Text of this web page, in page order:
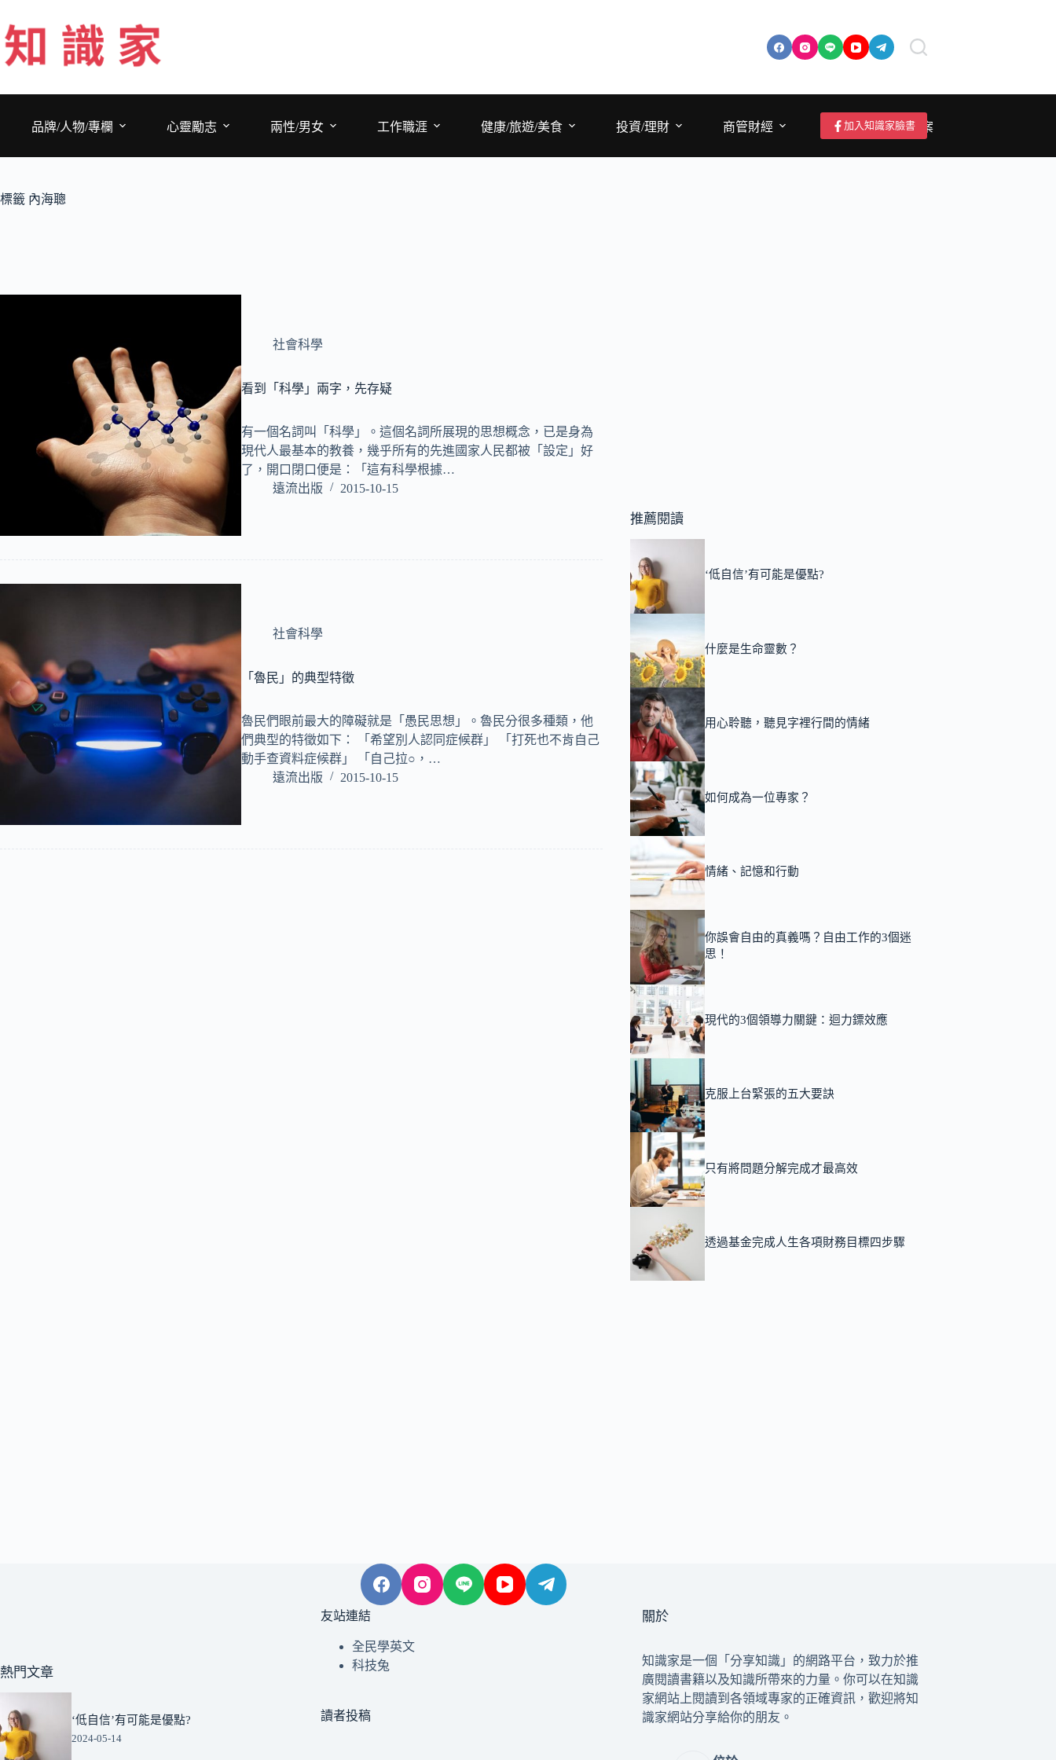
至
主
要
品牌/人物/專欄
心靈勵志 兩性/男女 工作職涯 健康/旅遊/美食 投資/理財 商管財經 成為作者/投稿/提案
加入知識家臉書
標籤 內海聰
社會科學
看到「科學」兩字，先存疑
有一個名詞叫「科學」。這個名詞所展現的思想概念，已是身為
現代人最基本的教養，幾乎所有的先進國家人民都被「設定」好
了，開口閉口便是：「這有科學根據…
遠流出版
2015-10-15
社會科學
「魯民」的典型特徵
魯民們眼前最大的障礙就是「愚民思想」。魯民分很多種類，他
們典型的特徵如下： 「希望別人認同症候群」 「打死也不肯自己
動手查資料症候群」 「自己拉○，…
遠流出版
2015-10-15
推薦閱讀
‘低自信’有可能是優點?
什麼是生命靈數？
用心聆聽，聽見字裡行間的情緒
如何成為一位專家？
情緒、記憶和行動
你誤會自由的真義嗎？自由工作的3個迷
思！
現代的3個領導力關鍵：迴力鏢效應
克服上台緊張的五大要訣
只有將問題分解完成才最高效
透過基金完成人生各項財務目標四步驟
熱門文章
‘低自信’有可能是優點?
2024-05-14
友站連結
全民學英文
科技兔
讀者投稿
關於
知識家是一個「分享知識」的網路平台，致力於推
廣閱讀書籍以及知識所帶來的力量。你可以在知識
家網站上閱讀到各領域專家的正確資訊，歡迎將知
識家網站分享給你的朋友。